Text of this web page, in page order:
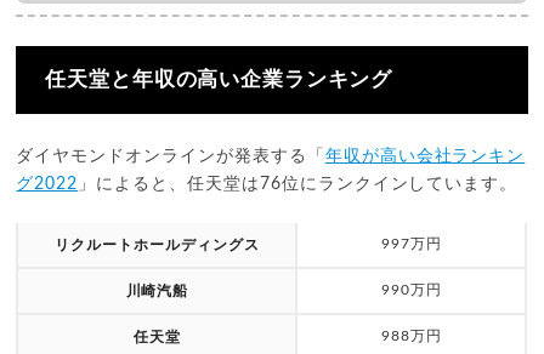
任天堂と年収の高い企業ランキング
ダイヤモンドオンラインが発表する「 年収が高い会社ランキン
グ2022 」によると、任天堂は76位にランクインしています。
リクルートホールディングス 997万円
川崎汽船 990万円
任天堂 988万円